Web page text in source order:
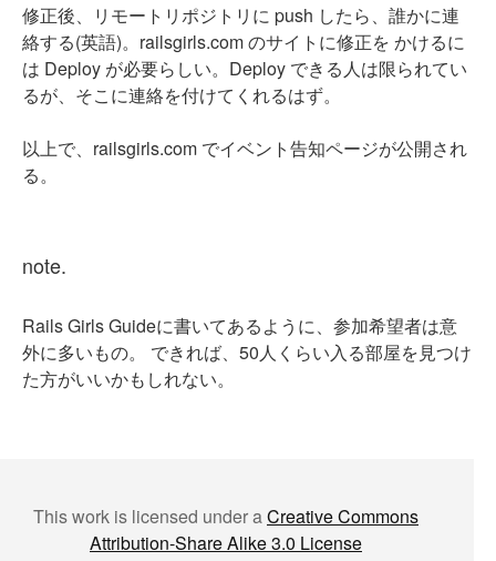
修正後、リモートリポジトリに push したら、誰かに連
絡する(英語)。railsgirls.com のサイトに修正を かけるに
は Deploy が必要らしい。Deploy できる人は限られてい
るが、そこに連絡を付けてくれるはず。
以上で、railsgirls.com でイベント告知ページが公開され
る。
note.
Rails Girls Guideに書いてあるように、参加希望者は意
外に多いもの。 できれば、50人くらい入る部屋を見つけ
た方がいいかもしれない。
This work is licensed under aCreative Commons
Attribution-Share Alike 3.0 License